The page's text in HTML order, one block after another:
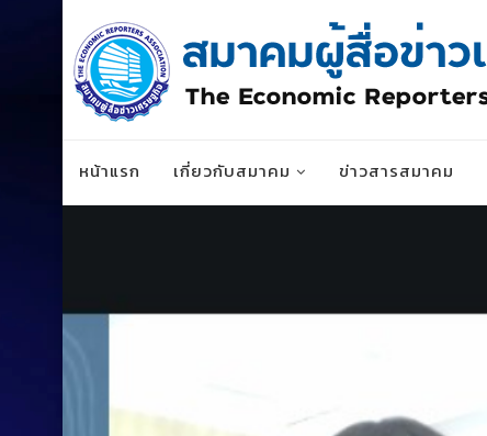
หน้าแรก เกี่ยวกับสมาคม ข่าวสารสมาคม